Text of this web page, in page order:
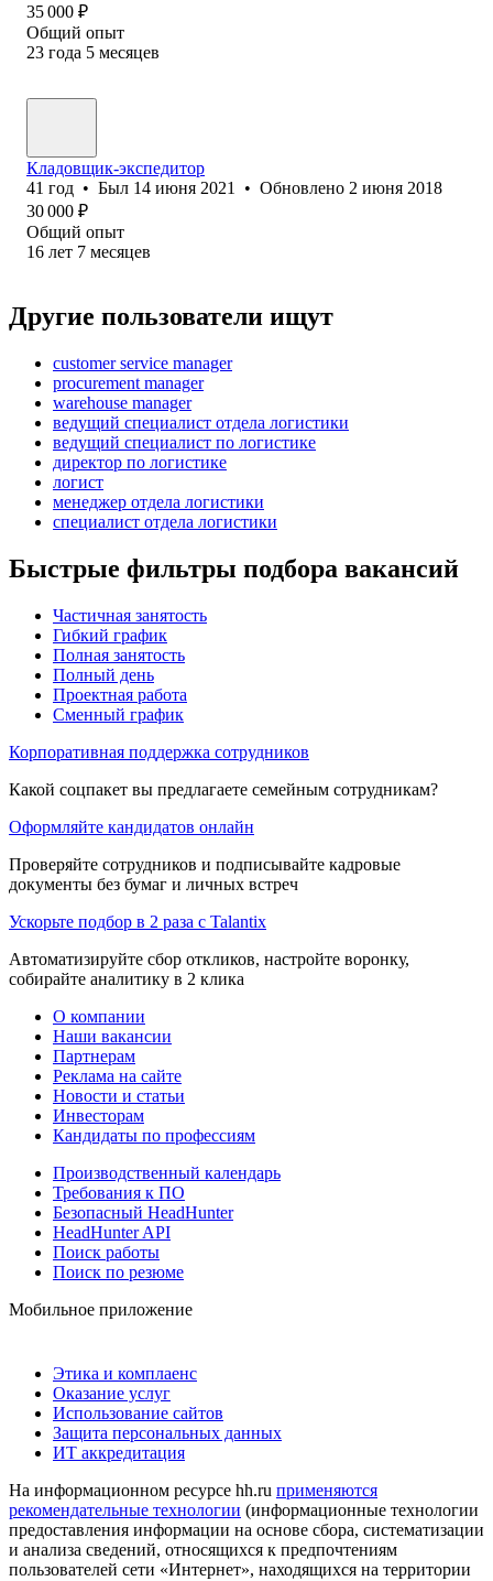
35 000 ₽
Общий опыт
23 года 5 месяцев
Кладовщик-экспедитор
41 год • Был 14 июня 2021 • Обновлено 2 июня 2018
30 000 ₽
Общий опыт
16 лет 7 месяцев
Другие пользователи ищут
customer service manager
procurement manager
warehouse manager
ведущий специалист отдела логистики
ведущий специалист по логистике
директор по логистике
логист
менеджер отдела логистики
специалист отдела логистики
Быстрые фильтры подбора вакансий
Частичная занятость
Гибкий график
Полная занятость
Полный день
Проектная работа
Сменный график
Корпоративная поддержка сотрудников
Какой соцпакет вы предлагаете семейным сотрудникам?
Оформляйте кандидатов онлайн
Проверяйте сотрудников и подписывайте кадровые
документы без бумаг и личных встреч
Ускорьте подбор в 2 раза с Talantix
Автоматизируйте сбор откликов, настройте воронку,
собирайте аналитику в 2 клика
О компании
Наши вакансии
Партнерам
Реклама на сайте
Новости и статьи
Инвесторам
Кандидаты по профессиям
Производственный календарь
Требования к ПО
Безопасный HeadHunter
HeadHunter API
Поиск работы
Поиск по резюме
Мобильное приложение
Этика и комплаенс
Оказание услуг
Использование сайтов
Защита персональных данных
ИТ аккредитация
На информационном ресурсе hh.ru применяются
рекомендательные технологии (информационные технологии
предоставления информации на основе сбора, систематизации
и анализа сведений, относящихся к предпочтениям
пользователей сети «Интернет», находящихся на территории